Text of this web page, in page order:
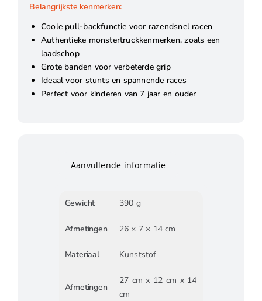
Belangrijkste kenmerken:
Coole pull-backfunctie voor razendsnel racen
Authentieke monstertruckkenmerken, zoals een
laadschop
Grote banden voor verbeterde grip
Ideaal voor stunts en spannende races
Perfect voor kinderen van 7 jaar en ouder
Aanvullende informatie
Gewicht 390 g
Afmetingen 26 × 7 × 14 cm
Materiaal Kunststof
Afmetingen
27 cm x 12 cm x 14
cm